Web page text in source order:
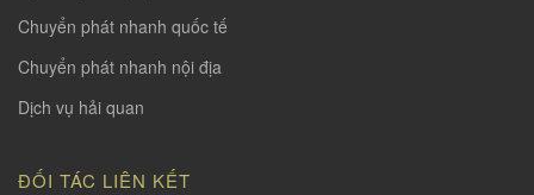
Chuyển phát nhanh quốc tế
Chuyển phát nhanh nội địa
Dịch vụ hải quan
ĐỐI TÁC LIÊN KẾT